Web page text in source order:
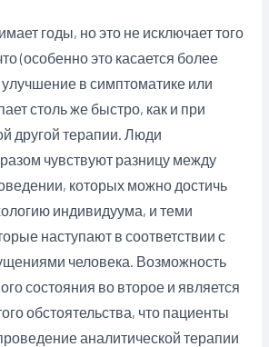
годы, но это не исключает того
(особенно это касается более
в симптоматике или
столь же быстро, как и при
другой терапии. Люди
чувствуют разницу между
которых можно достичь
индивидуума, и теми
наступают в соответствии с
человека. Возможность
состояния во второе и является
обстоятельства, что пациенты
аналитической терапии